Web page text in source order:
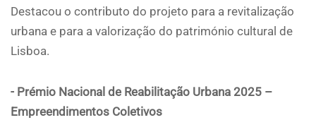
Destacou o contributo do projeto para a revitalização
urbana e para a valorização do património cultural de
Lisboa.
- Prémio Nacional de Reabilitação Urbana 2025 –
Empreendimentos Coletivos